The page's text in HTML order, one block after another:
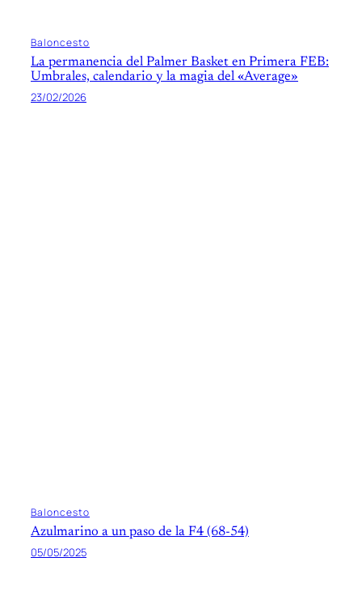
Baloncesto
La permanencia del Palmer Basket en Primera FEB:
Umbrales, calendario y la magia del «Average»
23/02/2026
Baloncesto
Azulmarino a un paso de la F4 (68-54)
05/05/2025